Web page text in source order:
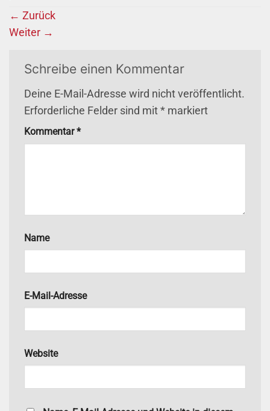
← Zurück
Weiter →
Schreibe einen Kommentar
Deine E-Mail-Adresse wird nicht veröffentlicht.
Erforderliche Felder sind mit * markiert
Kommentar*
Name
E-Mail-Adresse
Website